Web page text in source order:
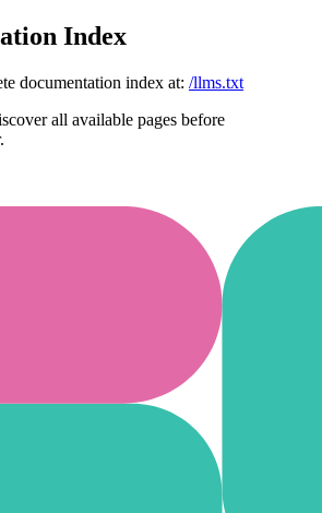
Index
documentation index at: /llms.txt
all available pages before